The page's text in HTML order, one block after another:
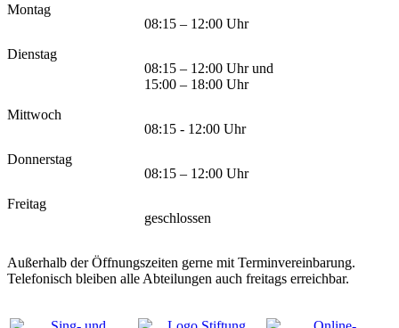
Montag
08:15 – 12:00 Uhr
Dienstag
08:15 – 12:00 Uhr und
15:00 – 18:00 Uhr
Mittwoch
08:15 - 12:00 Uhr
Donnerstag
08:15 – 12:00 Uhr
Freitag
geschlossen
Außerhalb der Öffnungszeiten gerne mit Terminvereinbarung.
Telefonisch bleiben alle Abteilungen auch freitags erreichbar.